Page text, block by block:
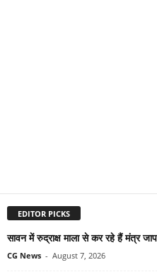
EDITOR PICKS
सावन में रुद्राक्ष माला से कर रहे हैं मंत्र
CG News - August 7, 2026